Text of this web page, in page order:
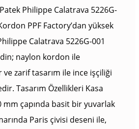
Philippe Calatrava 5226G-
PPF Factory’dan yüksek
Calatrava 5226G-001
naylon kordon ile
ve zarif tasarım ile ince işçiliği
Tasarım Özellikleri Kasa
mm çapında basit bir yuvarlak
Paris çivisi deseni ile,